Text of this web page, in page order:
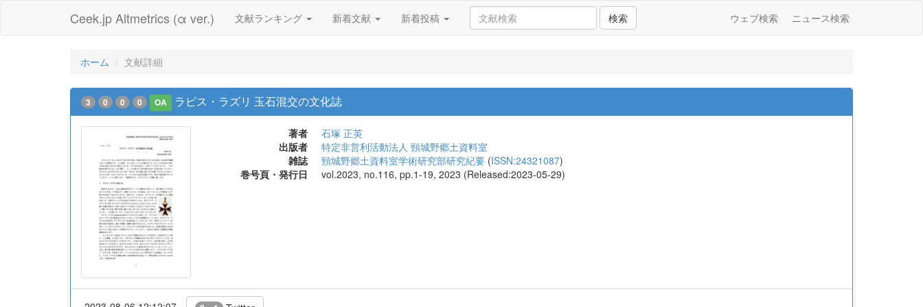
Ceek.jp Altmetrics (α ver.) 文献ランキング 新着文献 新着投稿 検索 ウェブ検索 ニュース検索
ホーム 文献詳細
3 0 0 0 OA ラピス・ラズリ 玉石混交の文化誌
著者
石塚 正英
出版者
特定非営利活動法人 頸城野郷土資料室
雑誌
頸城野郷土資料室学術研究部研究紀要 (ISSN:24321087)
巻号頁・発行日
vol.2023, no.116, pp.1-19, 2023 (Released:2023-05-29)